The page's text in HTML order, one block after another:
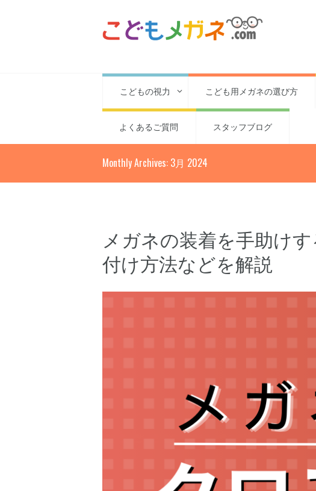
こどもの視力 こども用メガネの選び方
よくあるご質問 スタッフブログ
Monthly Archives: 3月 2024
メガネの装着を手助け
付け方法などを解説